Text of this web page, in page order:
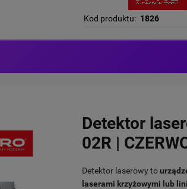
Kod produktu: 1826
Detektor
02R |
Detektor laserowy to
laserami krzyżowymi lub